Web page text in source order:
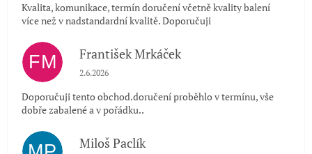
Kvalita, komunikace, termín doručení včetně kvality balení
více než v nadstandardní kvalitě. Doporučuji
FM František Mrkáček
Hodnocení obchodu je 5 z 5 hvězdiček.
2.6.2026
Doporučuji tento obchod.doručení proběhlo v termínu, vše
dobře zabalené a v pořádku..
Miloš Paclík